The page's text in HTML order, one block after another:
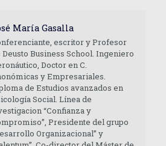
María Gasalla
escritor y Profesor
Deusto Business School. Ingeniero
Doctor en C.
y Empresariales.
de Estudios avanzados en
Social. Línea de
“Confianza y
Presidente del grupo
Organizacional” y